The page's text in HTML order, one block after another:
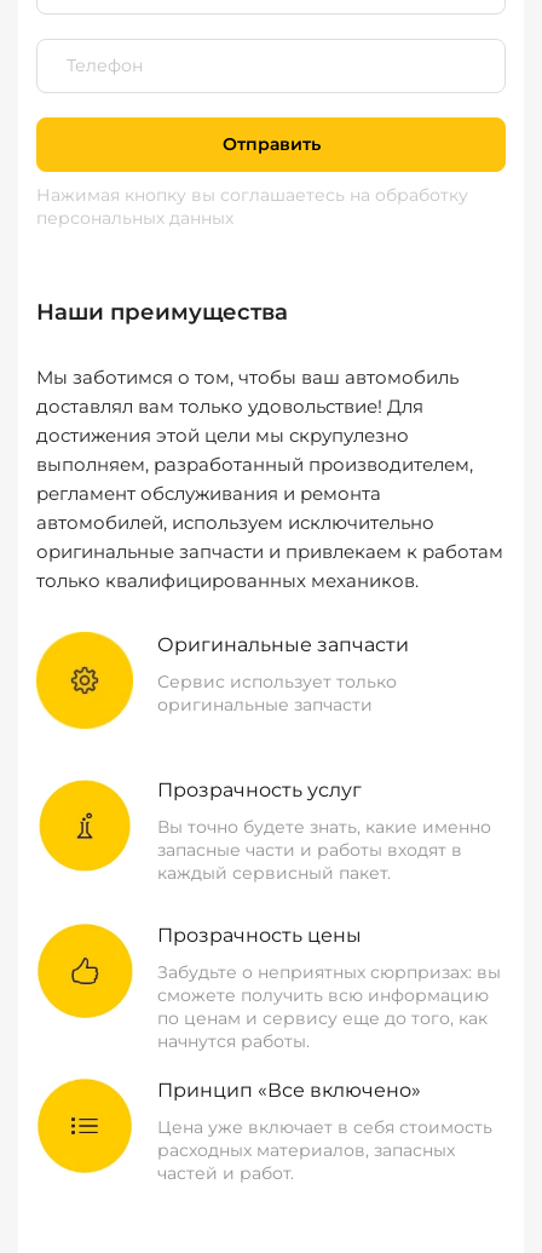
Отправить
Нажимая кнопку вы соглашаетесь на обработку
персональных данных
Наши преимущества
Мы заботимся о том, чтобы ваш автомобиль
доставлял вам только удовольствие! Для
достижения этой цели мы скрупулезно
выполняем, разработанный производителем,
регламент обслуживания и ремонта
автомобилей, используем исключительно
оригинальные запчасти и привлекаем к работам
только квалифицированных механиков.
Оригинальные запчасти
Сервис использует только
оригинальные запчасти
Прозрачность услуг
Вы точно будете знать, какие именно
запасные части и работы входят в
каждый сервисный пакет.
Прозрачность цены
Забудьте о неприятных сюрпризах: вы
сможете получить всю информацию
по ценам и сервису еще до того, как
начнутся работы.
Принцип «Все включено»
Цена уже включает в себя стоимость
расходных материалов, запасных
частей и работ.